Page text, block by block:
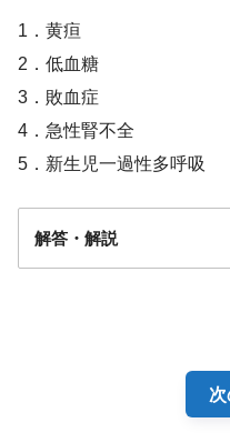
1．黄疸
2．低血糖
3．敗血症
4．急性腎不全
5．新生児一過性多呼吸
解答・解説